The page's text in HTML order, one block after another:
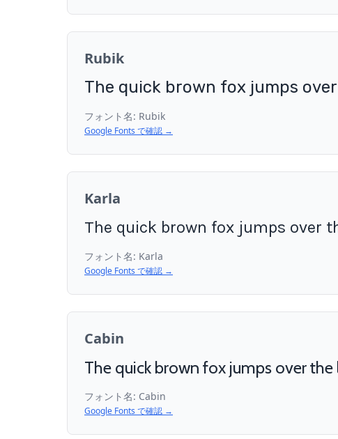
Rubik
The quick brown fox jumps
フォント名: Rubik
Google Fonts で確認 →
Karla
The quick brown fox jumps over
フォント名: Karla
Google Fonts で確認 →
Cabin
The quick brown fox jumps over the
フォント名: Cabin
Google Fonts で確認 →